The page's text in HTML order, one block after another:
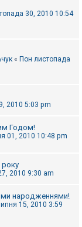
30, 2010 10:54
« Пон листопада
2010 5:03 pm
Годом!
01, 2010 10:48 pm
року
2010 9:30 am
народженнями!
15, 2010 3:59